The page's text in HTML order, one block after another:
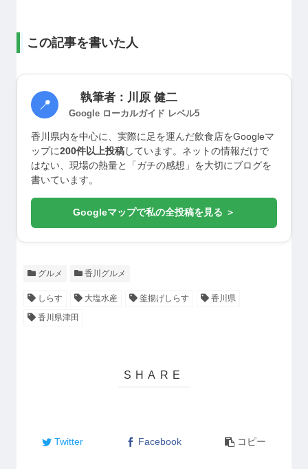
この記事を書いた人
📍 執筆者：川原 健二
Google ローカルガイド レベル5
香川県内を中心に、実際に足を運んだ飲食店をGoogleマ
ップに200件以上投稿 しています。ネットの情報だけで
はない、現場の熱量と「ガチの感想」を大切にブログを
書いています。
Googleマップで私の全投稿を見る ＞
グルメ 香川グルメ
しらす 大塩水産 釜揚げしらす
香川県
香川県津田
Twitter Facebook コピー